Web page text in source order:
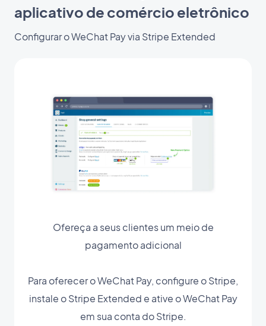
aplicativo de comércio eletrônico
Configurar o WeChat Pay via Stripe Extended
Ofereça a seus clientes um meio de
pagamento adicional
Para oferecer o WeChat Pay, configure o Stripe,
instale o Stripe Extended e ative o WeChat Pay
em sua conta do Stripe.